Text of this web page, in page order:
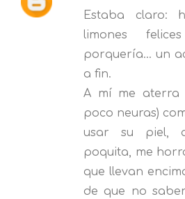
Estaba claro:
limones
porquería... un
a fin.
A mí me aterra
poco neuras)
usar su piel,
poquita, me
que llevan
de que no